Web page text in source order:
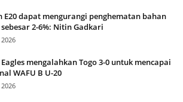
E20 dapat mengurangi penghematan bahan
2-6%: Nitin Gadkari
mengalahkan Togo 3-0 untuk mencapai
WAFU B U-20